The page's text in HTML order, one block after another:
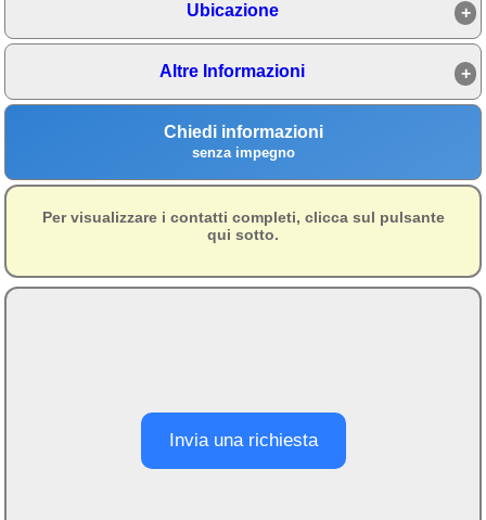
Ubicazione
Altre Informazioni
Chiedi informazioni
senza impegno
Per visualizzare i contatti completi, clicca sul pulsante
qui sotto.
Invia una richiesta
Campagna
Cerca le offerte per regione
Basilicata(65)
Friuli - Venezia Giulia